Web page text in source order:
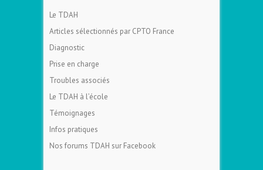
Le TDAH
Articles sélectionnés par CPTO France
Diagnostic
Prise en charge
Troubles associés
Le TDAH à l’école
Témoignages
Infos pratiques
Nos forums TDAH sur Facebook